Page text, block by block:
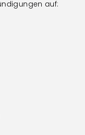
auf: